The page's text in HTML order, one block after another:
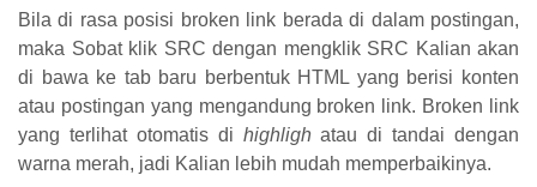
Bila di rasa posisi broken link berada di dalam postingan,
maka Sobat klik SRC dengan mengklik SRC Kalian akan
di bawa ke tab baru berbentuk HTML yang berisi konten
atau postingan yang mengandung broken link. Broken link
yang terlihat otomatis di highlighatau di tandai dengan
warna merah, jadi Kalian lebih mudah memperbaikinya.